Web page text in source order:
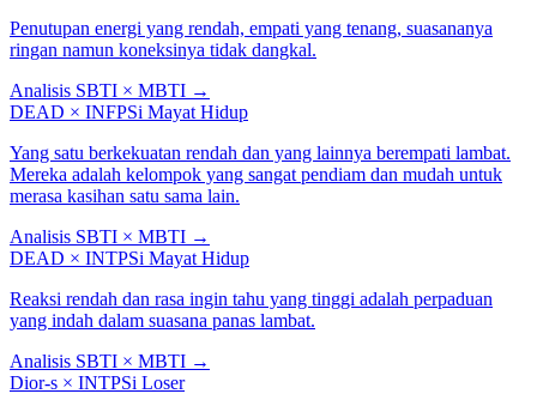
Penutupan energi yang rendah, empati yang tenang, suasananya
ringan namun koneksinya tidak dangkal.
Analisis SBTI × MBTI →
DEAD × INFPSi Mayat Hidup
Yang satu berkekuatan rendah dan yang lainnya berempati lambat.
Mereka adalah kelompok yang sangat pendiam dan mudah untuk
merasa kasihan satu sama lain.
Analisis SBTI × MBTI →
DEAD × INTPSi Mayat Hidup
Reaksi rendah dan rasa ingin tahu yang tinggi adalah perpaduan
yang indah dalam suasana panas lambat.
Analisis SBTI × MBTI →
Dior-s × INTPSi Loser